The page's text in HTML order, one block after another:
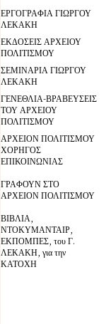
ΕΡΓΟΓΡΑΦΙΑ ΓΙΩΡΓΟΥ
ΛΕΚΑΚΗ
ΕΚΔΟΣΕΙΣ ΑΡΧΕΙΟΥ
ΠΟΛΙΤΙΣΜΟΥ
ΣΕΜΙΝΑΡΙΑ ΓΙΩΡΓΟΥ
ΛΕΚΑΚΗ
ΓΕΝΕΘΛΙΑ-ΒΡΑΒΕΥΣΕΙΣ
ΤΟΥ ΑΡΧΕΙΟΥ
ΠΟΛΙΤΙΣΜΟΥ
ΑΡΧΕΙΟΝ ΠΟΛΙΤΙΣΜΟΥ
ΧΟΡΗΓΟΣ
ΕΠΙΚΟΙΝΩΝΙΑΣ
ΓΡΑΦΟΥΝ ΣΤΟ
ΑΡΧΕΙΟΝ ΠΟΛΙΤΙΣΜΟΥ
ΒΙΒΛΙΑ,
ΝΤΟΚΥΜΑΝΤΑΙΡ,
ΕΚΠΟΜΠΕΣ, του Γ.
ΛΕΚΑΚΗ, για την
ΚΑΤΟΧΗ